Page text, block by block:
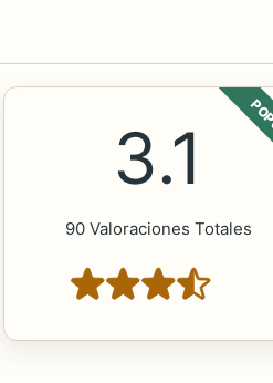
3.1
90 Valoraciones Totales